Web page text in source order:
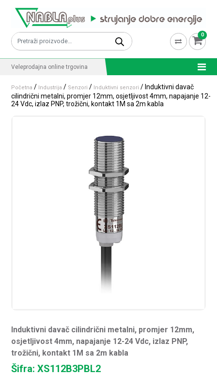
Pretraži: 0
Veleprodajna online trgovina
Početna / Industrija / Senzori / Induktivni senzori / Induktivni davač
cilindrični metalni, promjer 12mm, osjetljivost 4mm, napajanje 12-
24 Vdc, izlaz PNP, trožični, kontakt 1M sa 2m kabla
Induktivni davač cilindrični metalni, promjer 12mm,
osjetljivost 4mm, napajanje 12-24 Vdc, izlaz PNP,
trožični, kontakt 1M sa 2m kabla
Šifra: XS112B3PBL2